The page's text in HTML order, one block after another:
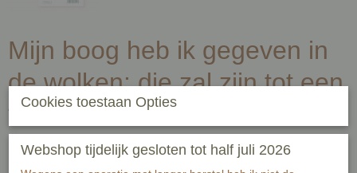
Mijn boog heb ik gegeven in
de wolken: die zal zijn tot een
teken des verbonds tussen
Mij en tussen de aarde,
Cookies toestaan Opties
Webshop tijdelijk gesloten tot half juli 2026